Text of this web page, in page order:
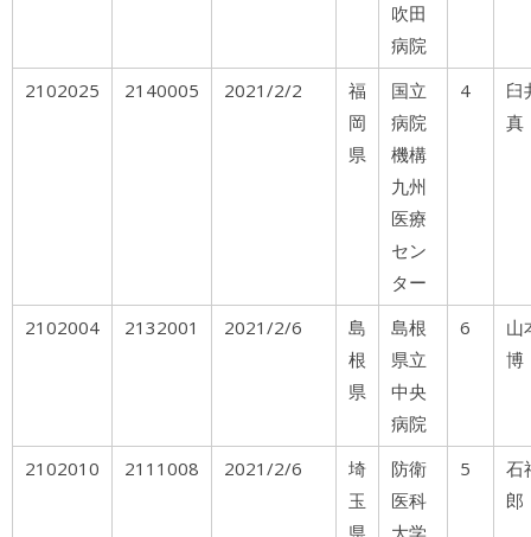
吹田
病院
2102025 2140005 2021/2/2
福
岡
県
国立
病院
機構
九州
医療
セン
ター
4
真
2102004 2132001 2021/2/6
島
根
県
島根
県立
中央
病院
6
山
博
2102010 2111008 2021/2/6
埼
玉
県
防衛
医科
大学
5
石
郎